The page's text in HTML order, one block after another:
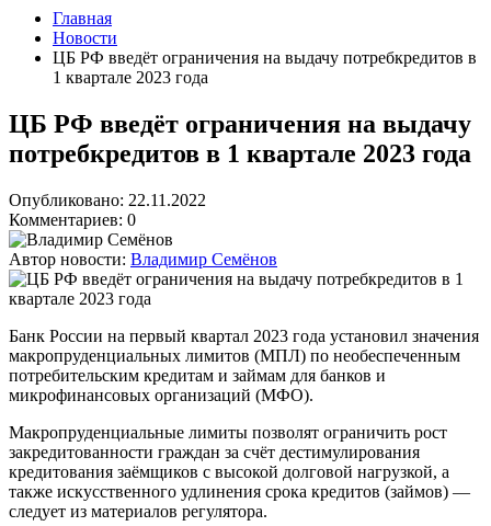
Главная
Новости
ЦБ РФ введёт ограничения на выдачу потребкредитов в
1 квартале 2023 года
ЦБ РФ введёт ограничения на выдачу
потребкредитов в 1 квартале 2023 года
Опубликовано: 22.11.2022
Комментариев: 0
Автор новости: Владимир Семёнов
Банк России на первый квартал 2023 года установил значения
макропруденциальных лимитов (МПЛ) по необеспеченным
потребительским кредитам и займам для банков и
микрофинансовых организаций (МФО).
Макропруденциальные лимиты позволят ограничить рост
закредитованности граждан за счёт дестимулирования
кредитования заёмщиков с высокой долговой нагрузкой, а
также искусственного удлинения срока кредитов (займов) —
следует из материалов регулятора.